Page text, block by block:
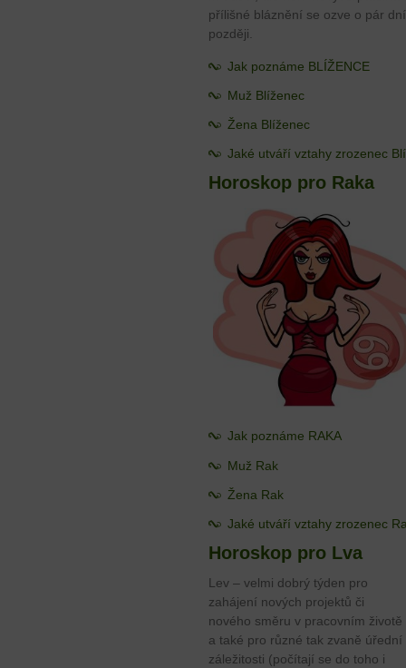
přílišné bláznění se ozve o pár dní
později.
Jak poznáme BLÍŽENCE
Muž Blíženec
Žena Blíženec
Jaké utváří vztahy zrozenec
Horoskop pro Raka
Jak poznáme RAKA
Muž Rak
Žena Rak
Jaké utváří vztahy zrozenec
Horoskop pro Lva
Lev – velmi dobrý týden pro
zahájení nových projektů či
nového směru v pracovním životě
a také pro různé tak zvaně úřední
záležitosti (počítají se do toho i